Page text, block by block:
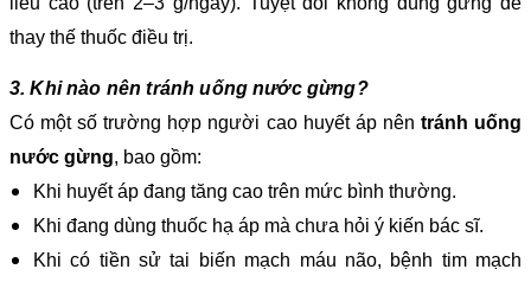
thay thế thuốc điều trị.
3. Khi nào nên tránh uống nước gừng?
Có một số trường hợp người cao huyết áp nên tránh uống
nước gừng, bao gồm:
Khi huyết áp đang tăng cao trên mức bình thường.
Khi đang dùng thuốc hạ áp mà chưa hỏi ý kiến bác sĩ.
Khi có tiền sử tai biến mạch máu não, bệnh tim mạch